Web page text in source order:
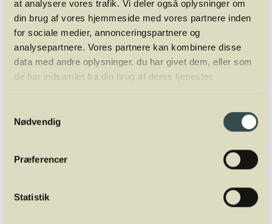
at analysere vores trafik. Vi deler også oplysninger om
din brug af vores hjemmeside med vores partnere inden
for sociale medier, annonceringspartnere og
analysepartnere. Vores partnere kan kombinere disse
data med andre oplysninger, du har givet dem, eller som
de har indsamlet fra din brug af deres tjenester.
Nødvendig
Præferencer
Statistik
Mads Jordansen
branchen. Først som vinimportør, så wine writer og nu fuldtids
underviser af sommelierer i Aarhus og København på Dansk
Sommelier Uddannelse. Oveni er han director for Winelab